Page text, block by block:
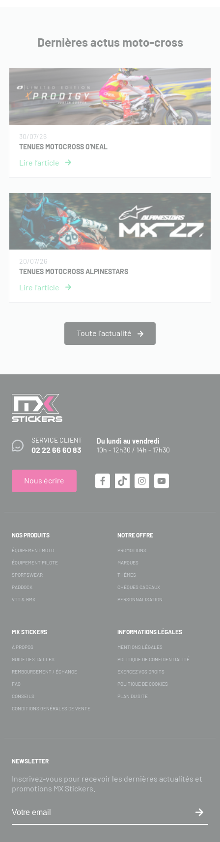
Dernières actus moto-cross
30/07/26
TENUES MOTOCROSS O'NEAL
20/07/26
TENUES MOTOCROSS ALPINESTARS
Toute l’actualité
SERVICE CLIENT
02 22 66 60 83
Du lundi au vendredi
10h - 12h30 / 14h - 17h30
Nous écrire
NOS PRODUITS
ÉQUIPEMENT MOTO
ÉQUIPEMENT PILOTE
SPORTSWEAR
PADDOCK
VTT & BMX
NOTRE OFFRE
PROMOTIONS
MARQUES
THÈMES
CHÈQUES CADEAUX
PERSONNALISATION
MX STICKERS
À PROPOS
GUIDE DES TAILLES
REMBOURSEMENT / ÉCHANGE
FAQ
CONSEILS
CONDITIONS GÉNÉRALES DE VENTE
INFORMATIONS LÉGALES
MENTIONS LÉGALES
POLITIQUE DE CONFIDENTIALITÉ
EXERCEZ VOS DROITS
POLITIQUE DE COOKIES
PLAN DU SITE
NEWSLETTER
Inscrivez-vous pour recevoir les dernières actualités et
promotions MX Stickers.